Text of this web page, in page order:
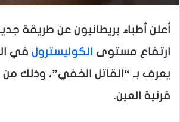
أعلن أطباء بريطانيون عن طريقة
ارتفاع مستوى الكوليسترول في
يعرف بـ “القاتل الخفي”، وذلك
قرنية العين.